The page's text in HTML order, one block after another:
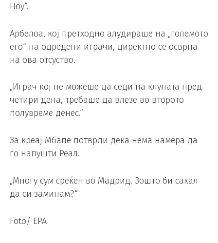
Ноу“.
Арбелоа, кој претходно алудираше на „големото
его“ на одредени играчи, директно се осврна
на ова отсуство.
„Играч кој не можеше да седи на клупата пред
четири дена, требаше да влезе во второто
полувреме денес.“
За креај Мбапе потврди дека нема намера да
го напушти Реал.
„Многу сум среќен во Мадрид. Зошто би сакал
да си заминам?“
Foto/ EPA